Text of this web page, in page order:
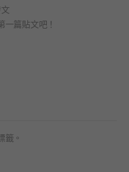
一篇貼文吧！
籤。